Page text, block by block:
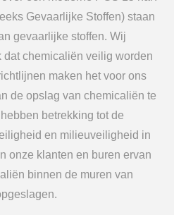
Gevaarlijke Stoffen) staan
gevaarlijke stoffen. Wij
chemicaliën veilig worden
maken het voor ons
de opslag van chemicaliën te
betrekking tot de
en milieuveiligheid in
onze klanten en buren ervan
binnen de muren van